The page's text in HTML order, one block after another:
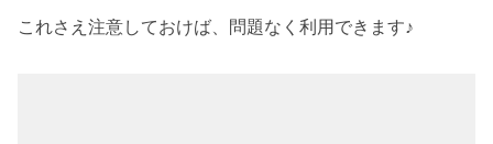
これさえ注意しておけば、問題なく利用できます♪